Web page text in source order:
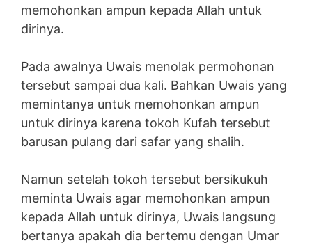
memohonkan ampun kepada Allah untuk
dirinya.
Pada awalnya Uwais menolak permohonan
tersebut sampai dua kali. Bahkan Uwais yang
memintanya untuk memohonkan ampun
untuk dirinya karena tokoh Kufah tersebut
barusan pulang dari safar yang shalih.
Namun setelah tokoh tersebut bersikukuh
meminta Uwais agar memohonkan ampun
kepada Allah untuk dirinya, Uwais langsung
bertanya apakah dia bertemu dengan Umar